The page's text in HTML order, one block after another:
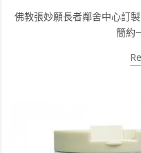
佛教張妙願長者鄰舍中心訂
簡約